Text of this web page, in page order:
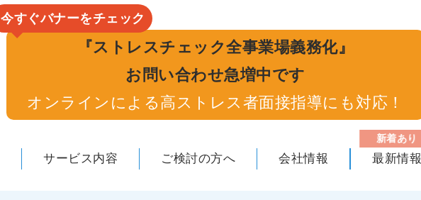
今すぐバナーをチェック
『ストレスチェック全事業場義務化』
お問い合わせ急増中です
オンラインによる高ストレス者面接指導にも対応！
サービス内容 ご検討の方へ 会社情報
新着あり
最新情報